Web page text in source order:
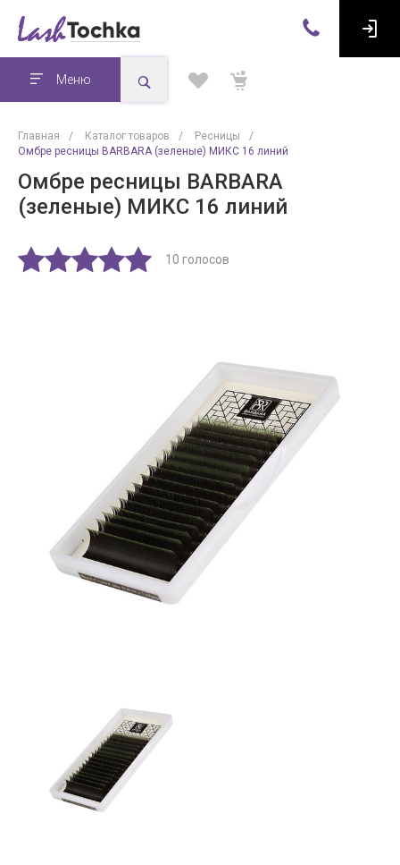
Меню
Главная / Каталог товаров / Ресницы
/
Омбре ресницы BARBARA (зеленые) МИКС 16 линий
Омбре ресницы BARBARA
(зеленые) МИКС 16 линий
10 голосов